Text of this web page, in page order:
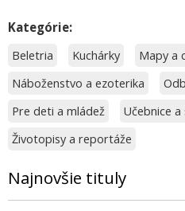
Kategórie:
Beletria Kuchárky
Mapy a
Náboženstvo a ezoterika
Pre deti a mládež
Učebnice a
Životopisy a reportáže
Najnovšie tituly